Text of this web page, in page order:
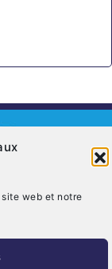
web et notre
de cookies (UE)